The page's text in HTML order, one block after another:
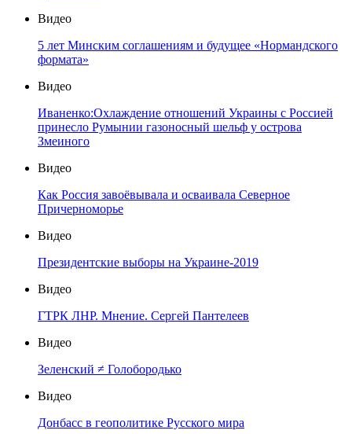
Видео
5 лет Минским соглашениям и будущее «Нормандского
формата»
Видео
Иваненко:Охлаждение отношений Украины с Россией
принесло Румынии газоносный шельф у острова
Змеиного
Видео
Как Россия завоёвывала и осваивала Северное
Причерноморье
Видео
Президентские выборы на Украине-2019
Видео
ГТРК ЛНР. Мнение. Сергей Пантелеев
Видео
Зеленский ≠ Голобородько
Видео
Донбасс в геополитике Русского мира